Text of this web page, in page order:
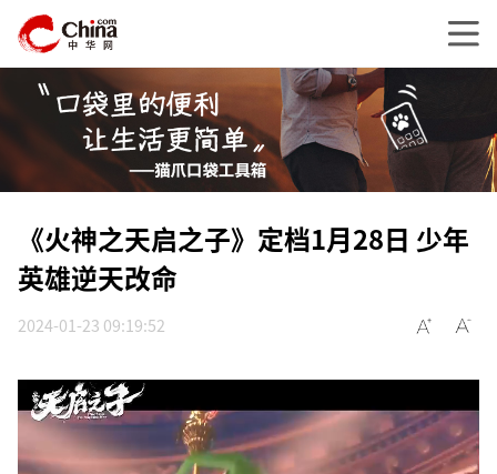
《火神之天启之子》定档1月28日 少年
英雄逆天改命
2024-01-23 09:19:52